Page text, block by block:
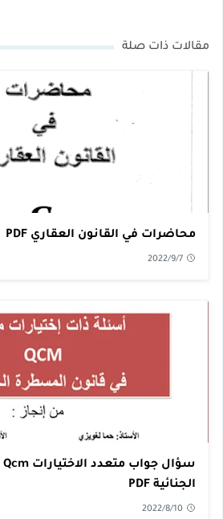
مقالات ذات صلة
محاضرات في القانون العقاري PDF
2022/9/7
الجنائية PDF
2022/8/10